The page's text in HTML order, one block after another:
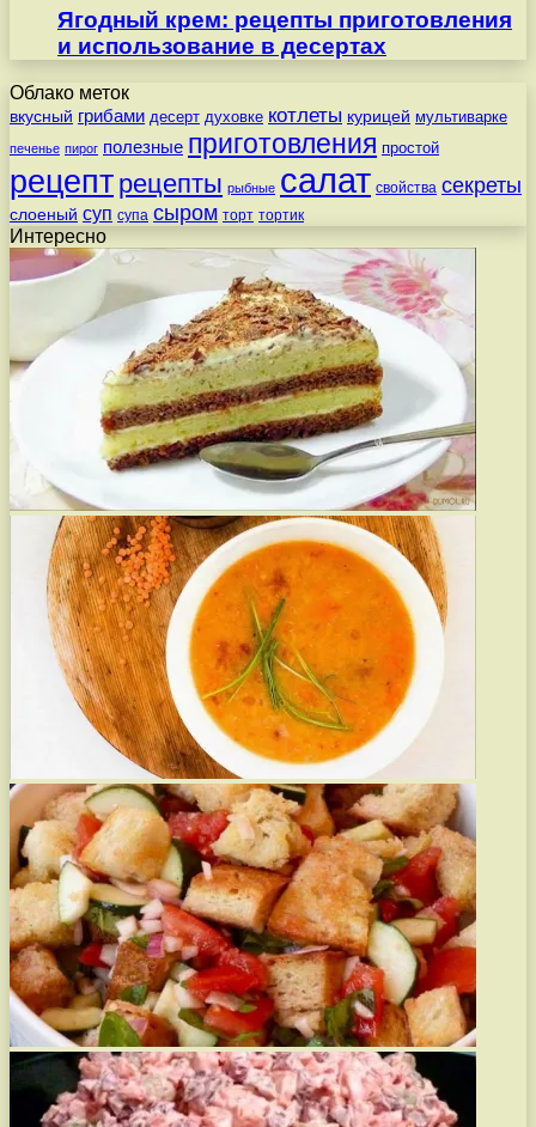
Ягодный крем: рецепты приготовления
и использование в десертах
Облако меток
вкусный грибами десерт духовке котлеты курицей мультиварке
печенье пирог полезные приготовления простой
рецепт рецепты рыбные салат свойства секреты
слоеный суп супа сыром торт тортик
Интересно